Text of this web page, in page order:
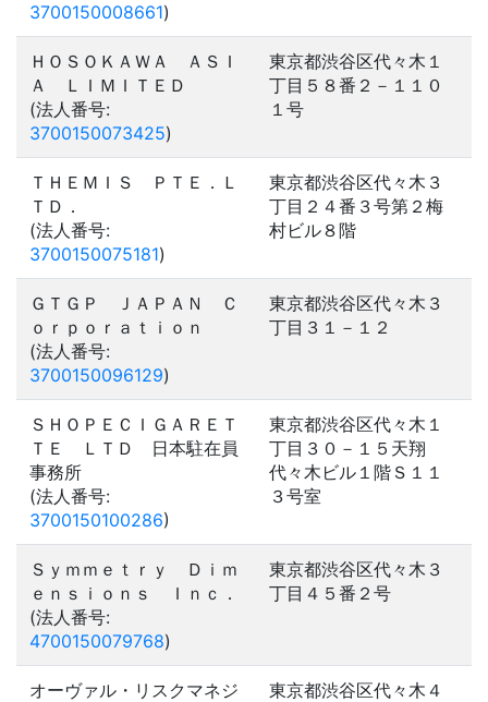
3700150008661)
ＨＯＳＯＫＡＷＡ ＡＳＩ
Ａ ＬＩＭＩＴＥＤ
(法人番号:
3700150073425)
東京都渋谷区代々木１
丁目５８番２－１１０
１号
ＴＨＥＭＩＳ ＰＴＥ．Ｌ
ＴＤ．
(法人番号:
3700150075181)
東京都渋谷区代々木３
丁目２４番３号第２梅
村ビル８階
ＧＴＧＰ ＪＡＰＡＮ Ｃ
ｏｒｐｏｒａｔｉｏｎ
(法人番号:
3700150096129)
東京都渋谷区代々木３
丁目３１－１２
ＳＨＯＰＥＣＩＧＡＲＥＴ
ＴＥ ＬＴＤ 日本駐在員
事務所
(法人番号:
3700150100286)
東京都渋谷区代々木１
丁目３０－１５天翔
代々木ビル１階Ｓ１１
３号室
Ｓｙｍｍｅｔｒｙ Ｄｉｍ
ｅｎｓｉｏｎｓ Ｉｎｃ．
(法人番号:
4700150079768)
東京都渋谷区代々木３
丁目４５番２号
オーヴァル・リスクマネジ
東京都渋谷区代々木４